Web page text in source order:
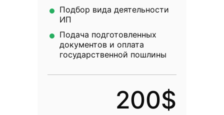
Подбор вида деятельности
ИП
Подача подготовленных
документов и оплата
государственной пошлины
200$